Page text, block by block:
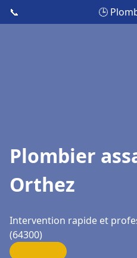
📞 🕒
Plombier
Orthez
Intervention rapide et
(64300)